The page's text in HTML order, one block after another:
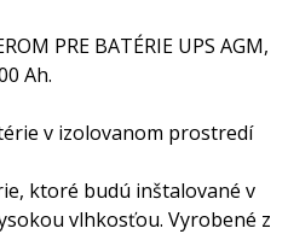
PRE BATÉRIE UPS AGM,
Ah.
v izolovanom prostredí
ktoré budú inštalované v
vlhkosťou. Vyrobené z